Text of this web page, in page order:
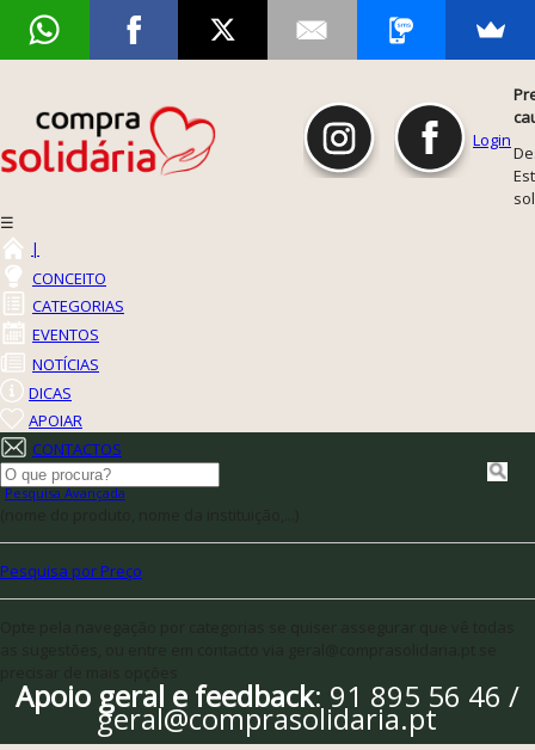
Login
☰
|
CONCEITO
CATEGORIAS
EVENTOS
NOTÍCIAS
DICAS
APOIAR
CONTACTOS
Pesquisa Avançada
Pesquisa por Preço
Apoio geral e feedback: 91 895 56 46 /
geral@comprasolidaria.pt